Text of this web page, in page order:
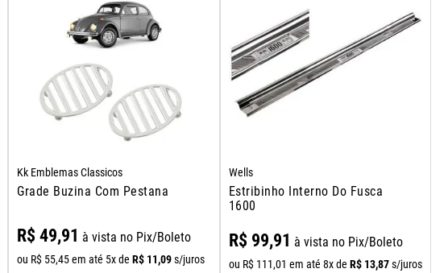
Kk Emblemas Classicos
Grade Buzina Com Pestana
R$ 49,91 à vista no Pix/Boleto
ou R$ 55,45em até 5x de R$ 11,09s/juros
Wells
Estribinho Interno Do Fusca
1600
R$ 99,91 à vista no Pix/Boleto
ou R$ 111,01 em até 8x de R$ 13,87 s/juros